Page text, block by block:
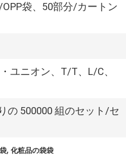
袋、50部分/カートン
ユニオン、T/T、L/C、
の 500000 組のセット/セ
,化粧品の袋袋